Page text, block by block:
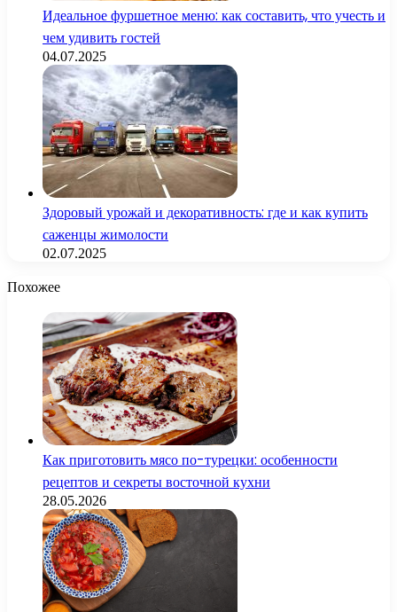
Идеальное фуршетное меню: как составить, что учесть и
чем удивить гостей
04.07.2025
Здоровый урожай и декоративность: где и как купить
саженцы жимолости
02.07.2025
Похожее
Как приготовить мясо по-турецки: особенности
рецептов и секреты восточной кухни
28.05.2026